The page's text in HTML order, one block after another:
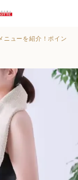
ニューを紹介！ポイン